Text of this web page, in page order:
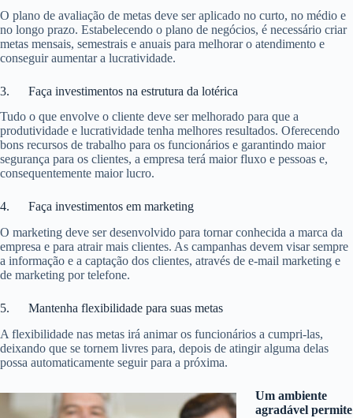
O plano de avaliação de metas deve ser aplicado no curto, no médio e
no longo prazo. Estabelecendo o plano de negócios, é necessário criar
metas mensais, semestrais e anuais para melhorar o atendimento e
conseguir aumentar a lucratividade.
3. Faça investimentos na estrutura da lotérica
Tudo o que envolve o cliente deve ser melhorado para que a
produtividade e lucratividade tenha melhores resultados. Oferecendo
bons recursos de trabalho para os funcionários e garantindo maior
segurança para os clientes, a empresa terá maior fluxo e pessoas e,
consequentemente maior lucro.
4. Faça investimentos em marketing
O marketing deve ser desenvolvido para tornar conhecida a marca da
empresa e para atrair mais clientes. As campanhas devem visar sempre
a informação e a captação dos clientes, através de e-mail marketing e
de marketing por telefone.
5. Mantenha flexibilidade para suas metas
A flexibilidade nas metas irá animar os funcionários a cumpri-las,
deixando que se tornem livres para, depois de atingir alguma delas
possa automaticamente seguir para a próxima.
Um ambiente
agradável permite